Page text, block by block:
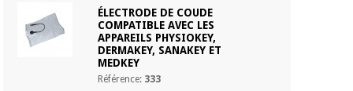
- Peigne de tête interchangeable (version améliorée pour
un contact encore plus important)
- Tête de matrice interchangeable
ÉLECTRODE DE COUDE
COMPATIBLE AVEC LES
APPAREILS PHYSIOKEY,
DERMAKEY, SANAKEY ET
MEDKEY
Référence: 333